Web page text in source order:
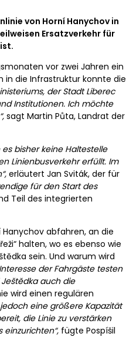
von Horní Hanychov in
Ersatzverkehr für
vor zwei Jahren ein
in die Infrastruktur konnte die
der Stadt Liberec
Institutionen. Ich möchte
sagt Martin Půta, Landrat der
bisher keine Haltestelle
Linienbusverkehr erfüllt. Im
erläutert Jan Sviták, der für
für den Start des
Teil des integrierten
abfahren, an die
halten, wo es ebenso wie
sein. Und warum wird
der Fahrgäste testen
auch die
wird einen regulären
jedoch eine größere Kapazität
die Linie zu verstärken
fügte Pospíšil